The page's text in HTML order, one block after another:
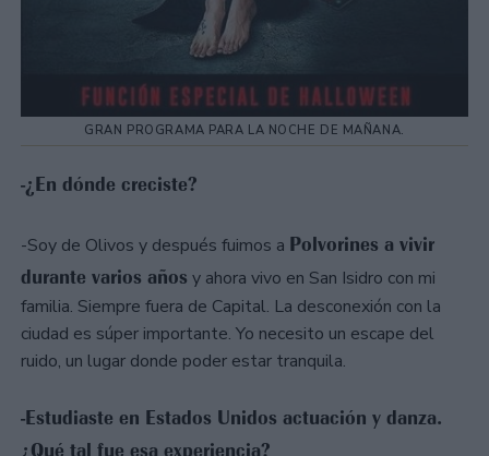
GRAN PROGRAMA PARA LA NOCHE DE MAÑANA.
-¿En dónde creciste?
-Soy de Olivos y después fuimos a Polvorines a vivir
durante varios años y ahora vivo en San Isidro con mi
familia. Siempre fuera de Capital. La desconexión con la
ciudad es súper importante. Yo necesito un escape del
ruido, un lugar donde poder estar tranquila.
-Estudiaste en Estados Unidos actuación y danza.
¿Qué tal fue esa experiencia?